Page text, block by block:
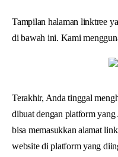
Tampilan halaman linktree
di bawah ini. Kami
Terakhir, Anda tinggal
dibuat dengan platform
bisa memasukkan alamat
website di platform yang